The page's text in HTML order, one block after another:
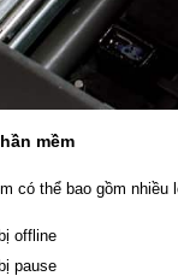
mềm
có thể bao gồm nhiều
offline
pause